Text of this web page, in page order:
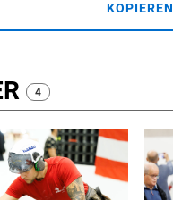
KOPIEREN
4